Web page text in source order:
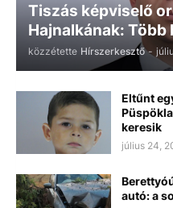
Tiszás képviselő
Hajnalkának:
közzétette Hírszerkesztő -
Eltűnt
keresik
július 24,
autó: a